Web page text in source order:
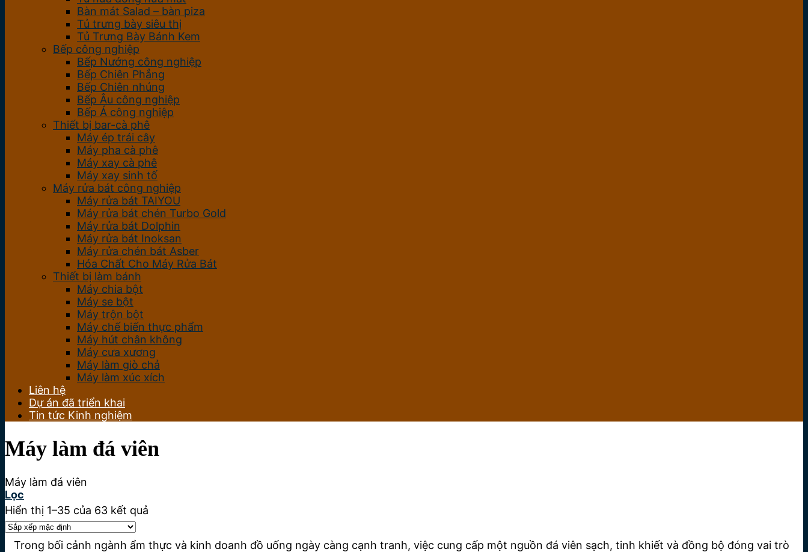
Bàn mát Salad – bàn piza
Tủ trưng bày siêu thị
Tủ Trưng Bày Bánh Kem
Bếp công nghiệp
Bếp Nướng công nghiệp
Bếp Chiên Phẳng
Bếp Chiên nhúng
Bếp Âu công nghiệp
Bếp Á công nghiệp
Thiết bị bar-cà phê
Máy ép trái cây
Máy pha cà phê
Máy xay cà phê
Máy xay sinh tố
Máy rửa bát công nghiệp
Máy rửa bát TAIYOU
Máy rửa bát chén Turbo Gold
Máy rửa bát Dolphin
Máy rửa bát Inoksan
Máy rửa chén bát Asber
Hóa Chất Cho Máy Rửa Bát
Thiết bị làm bánh
Máy chia bột
Máy se bột
Máy trộn bột
Máy chế biến thực phẩm
Máy hút chân không
Máy cưa xương
Máy làm giò chả
Máy làm xúc xích
Liên hệ
Dự án đã triển khai
Tin tức Kinh nghiệm
Máy làm đá viên
Máy làm đá viên
Lọc
Hiển thị 1–35 của 63 kết quả
Trong bối cảnh ngành ẩm thực và kinh doanh đồ uống ngày càng cạnh tranh, việc cung cấp một nguồn đá viên sạch, tinh khiết và đồng bộ đóng vai trò